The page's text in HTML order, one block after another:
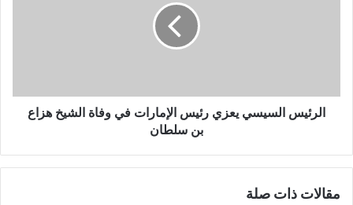
الرئيس السيسي يعزي رئيس الإمارات في وفاة الشيخ هزاع
بن سلطان
مقالات ذات صلة